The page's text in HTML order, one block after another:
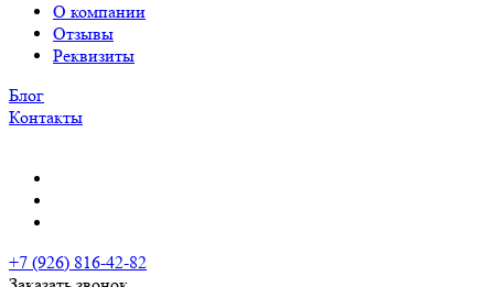
О компании
Отзывы
Реквизиты
Блог
Контакты
+7 (926) 816-42-82